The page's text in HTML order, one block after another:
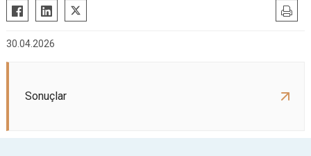
30.04.2026
Sonuçlar